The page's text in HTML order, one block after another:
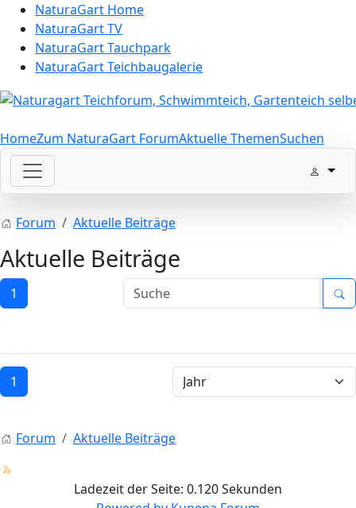
NaturaGart Home
NaturaGart TV
NaturaGart Tauchpark
NaturaGart Teichbaugalerie
HomeZum NaturaGart ForumAktuelle ThemenSuchen
Forum Aktuelle Beiträge
Aktuelle Beiträge
1
1
Forum Aktuelle Beiträge
Ladezeit der Seite: 0.120 Sekunden